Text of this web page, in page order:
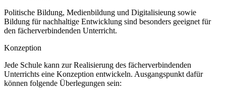
Politische Bildung, Medienbildung und Digitalisieung sowie
Bildung für nachhaltige Entwicklung sind besonders geeignet für
den fächerverbindenden Unterricht.
Konzeption
Jede Schule kann zur Realisierung des fächerverbindenden
Unterrichts eine Konzeption entwickeln. Ausgangspunkt dafür
können folgende Überlegungen sein: